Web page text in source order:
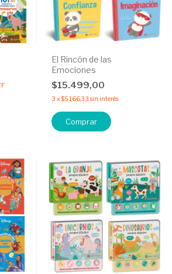
El Rincón de las
Emociones
$15.499,00
3 x$5.166,33 sin interés
Comprar